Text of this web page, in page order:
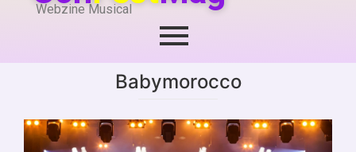
Webzine Musical
Babymorocco